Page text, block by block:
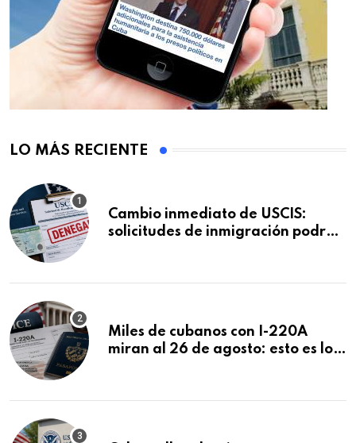
LO MÁS RECIENTE
Cambio inmediato de USCIS:
solicitudes de inmigración podrán
Miles de cubanos con I-220A
miran al 26 de agosto: esto es lo